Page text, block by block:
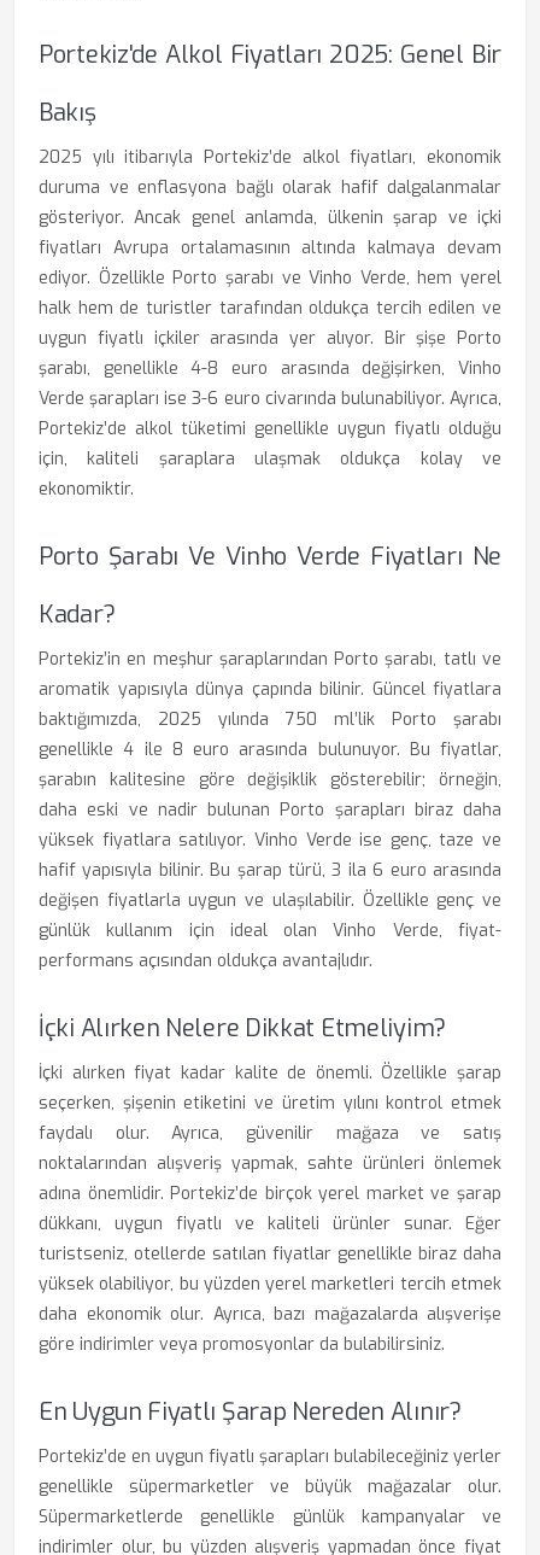
Portekiz'de Alkol Fiyatları 2025: Genel Bir
Bakış
2025 yılı itibarıyla Portekiz’de alkol fiyatları, ekonomik
duruma ve enflasyona bağlı olarak hafif dalgalanmalar
gösteriyor. Ancak genel anlamda, ülkenin şarap ve içki
fiyatları Avrupa ortalamasının altında kalmaya devam
ediyor. Özellikle Porto şarabı ve Vinho Verde, hem yerel
halk hem de turistler tarafından oldukça tercih edilen ve
uygun fiyatlı içkiler arasında yer alıyor. Bir şişe Porto
şarabı, genellikle 4-8 euro arasında değişirken, Vinho
Verde şarapları ise 3-6 euro civarında bulunabiliyor. Ayrıca,
Portekiz’de alkol tüketimi genellikle uygun fiyatlı olduğu
için, kaliteli şaraplara ulaşmak oldukça kolay ve
ekonomiktir.
Porto Şarabı Ve Vinho Verde Fiyatları Ne
Kadar?
Portekiz’in en meşhur şaraplarından Porto şarabı, tatlı ve
aromatik yapısıyla dünya çapında bilinir. Güncel fiyatlara
baktığımızda, 2025 yılında 750 ml’lik Porto şarabı
genellikle 4 ile 8 euro arasında bulunuyor. Bu fiyatlar,
şarabın kalitesine göre değişiklik gösterebilir; örneğin,
daha eski ve nadir bulunan Porto şarapları biraz daha
yüksek fiyatlara satılıyor. Vinho Verde ise genç, taze ve
hafif yapısıyla bilinir. Bu şarap türü, 3 ila 6 euro arasında
değişen fiyatlarla uygun ve ulaşılabilir. Özellikle genç ve
günlük kullanım için ideal olan Vinho Verde, fiyat-
performans açısından oldukça avantajlıdır.
İçki Alırken Nelere Dikkat Etmeliyim?
İçki alırken fiyat kadar kalite de önemli. Özellikle şarap
seçerken, şişenin etiketini ve üretim yılını kontrol etmek
faydalı olur. Ayrıca, güvenilir mağaza ve satış
noktalarından alışveriş yapmak, sahte ürünleri önlemek
adına önemlidir. Portekiz’de birçok yerel market ve şarap
dükkanı, uygun fiyatlı ve kaliteli ürünler sunar. Eğer
turistseniz, otellerde satılan fiyatlar genellikle biraz daha
yüksek olabiliyor, bu yüzden yerel marketleri tercih etmek
daha ekonomik olur. Ayrıca, bazı mağazalarda alışverişe
göre indirimler veya promosyonlar da bulabilirsiniz.
En Uygun Fiyatlı Şarap Nereden Alınır?
Portekiz’de en uygun fiyatlı şarapları bulabileceğiniz yerler
genellikle süpermarketler ve büyük mağazalar olur.
Süpermarketlerde genellikle günlük kampanyalar ve
indirimler olur, bu yüzden alışveriş yapmadan önce fiyat